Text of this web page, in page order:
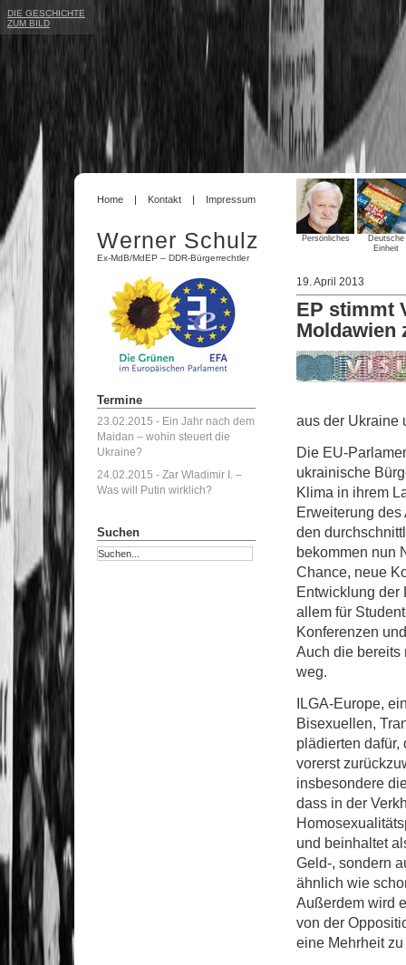
19. April 2013
EP stimmt
Moldawien
aus der Ukraine
Die EU-
ukrainische
Klima in ihrem
Erweiterung des
den
bekommen nun
Chance, neue
Entwicklung der
allem für
Konferenzen
Auch die bereits
weg.
ILGA-Europe,
Bisexuellen,
plädierten
vorerst
insbesondere
dass in der
und beinhaltet
Geld-, sondern
ähnlich wie
Außerdem wird
von der
eine Mehrheit
Home Kontakt Impressum
Werner Schulz
Ex-MdB/MdEP – DDR-Bürgerrechtler
Termine
23.02.2015 - Ein Jahr nach dem
Maidan – wohin steuert die
Ukraine?
24.02.2015 - Zar Wladimir I. –
Was will Putin wirklich?
Suchen
Persönliches
Deutsche
Einheit
DIE GESCHICHTE
ZUM BILD